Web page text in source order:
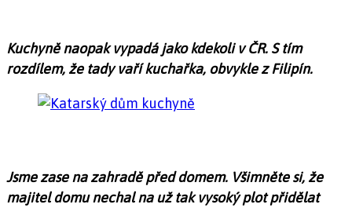
Kuchyně naopak vypadá jako kdekoli v ČR. S tím
rozdílem, že tady vaří kuchařka, obvykle z Filipín.
Jsme zase na zahradě před domem. Všimněte si, že
majitel domu nechal na už tak vysoký plot přidělat